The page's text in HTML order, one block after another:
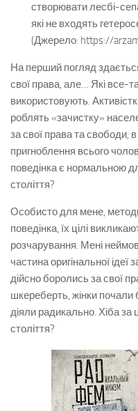
створювати лесбі-
які не входять
(Джерело: https://
На перший погляд
свої права, але… Які все-
використовують.
роблять «зачистку»
за свої права та свободи,
пригноблення всього
поведінка є нормальною
століття?
Особисто для мене,
поведінка, їх цілі
розчарування. Мені
частина оригінальної ідеї
дійсно боролись за свої
шкереберть, жінки почали
діяли радикально. Хіба
століття?